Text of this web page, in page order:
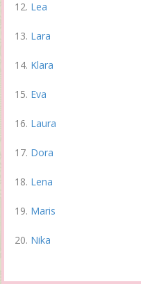
Lea
Lara
Klara
Eva
Laura
Dora
Lena
Maris
Nika